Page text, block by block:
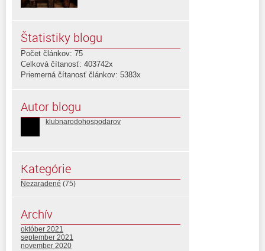
Štatistiky blogu
Počet článkov: 75
Celková čítanosť: 403742x
Priemerná čítanosť článkov: 5383x
Autor blogu
klubnarodohospodarov
Kategórie
Nezaradené (75)
Archív
október 2021
september 2021
november 2020